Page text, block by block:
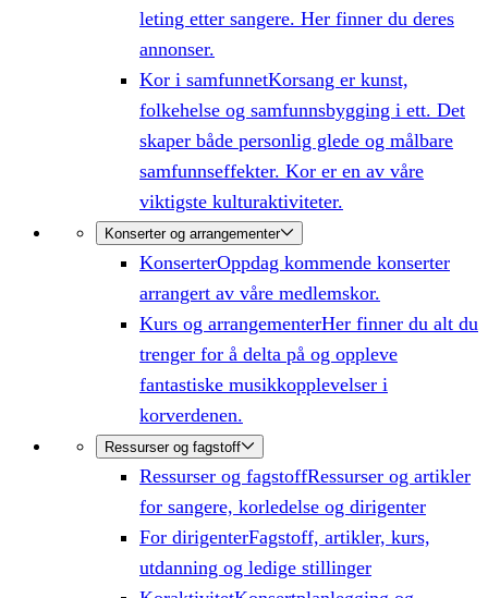
leting etter sangere. Her finner du deres
annonser.
Kor i samfunnetKorsang er kunst,
folkehelse og samfunnsbygging i ett. Det
skaper både personlig glede og målbare
samfunnseffekter. Kor er en av våre
viktigste kulturaktiviteter.
Konserter og arrangementer
KonserterOppdag kommende konserter
arrangert av våre medlemskor.
Kurs og arrangementerHer finner du alt du
trenger for å delta på og oppleve
fantastiske musikkopplevelser i
korverdenen.
Ressurser og fagstoff
Ressurser og fagstoffRessurser og artikler
for sangere, korledelse og dirigenter
For dirigenterFagstoff, artikler, kurs,
utdanning og ledige stillinger